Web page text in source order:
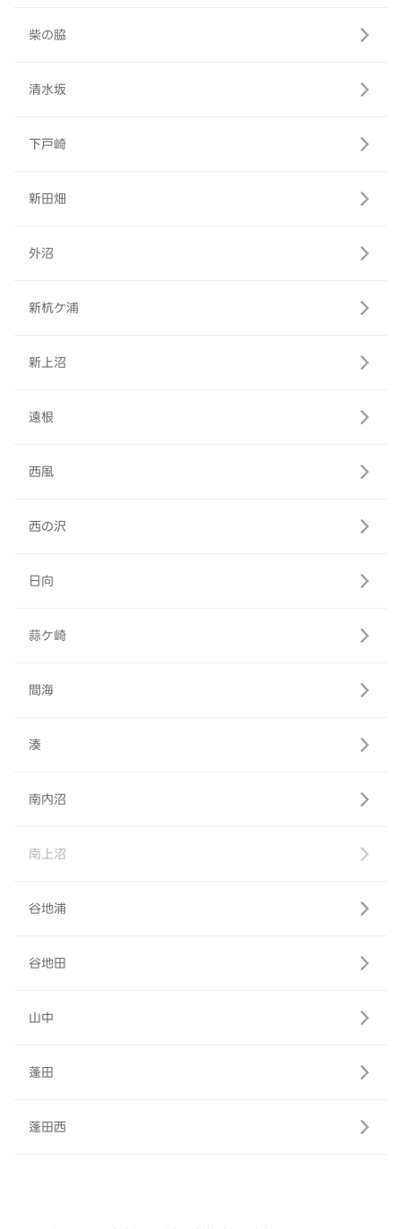
柴の脇
清水坂
下戸崎
新田畑
外沼
新杭ケ浦
新上沼
遠根
西風
西の沢
日向
蒜ケ崎
間海
湊
南内沼
南上沼
谷地浦
谷地田
山中
蓬田
蓬田西